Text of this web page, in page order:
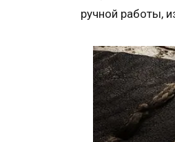
ручной работы,